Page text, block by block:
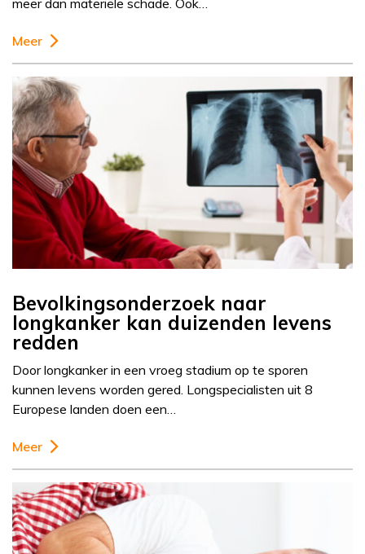
meer dan materiële schade. Ook…
Meer
Bevolkingsonderzoek naar
longkanker kan duizenden levens
redden
Door longkanker in een vroeg stadium op te sporen
kunnen levens worden gered. Longspecialisten uit 8
Europese landen doen een…
Meer